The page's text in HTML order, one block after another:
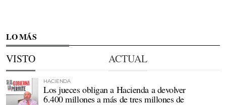
LO MÁS
VISTO ACTUAL
HACIENDA
Los jueces obligan a Hacienda a devolver
6.400 millones a más de tres millones de